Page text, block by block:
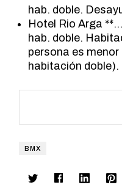
hab. doble.
Hotel Rio Arga
hab. doble.
persona es menor
habitación doble).
BMX